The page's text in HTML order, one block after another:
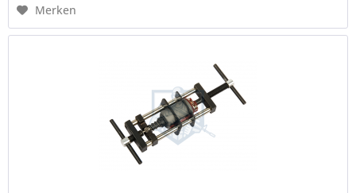
Merken